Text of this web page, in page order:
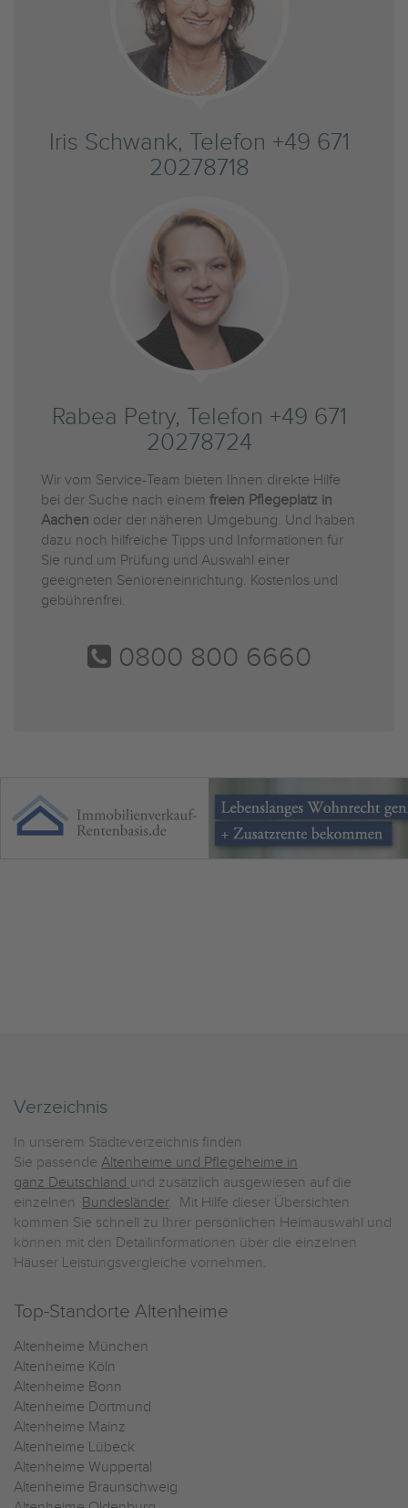
Iris Schwank, Telefon +49 671
20278718
Rabea Petry, Telefon +49 671
20278724
Wir vom Service-Team bieten Ihnen direkte Hilfe
bei der Suche nach einem freien Pflegeplatz in
Aachen oder der näheren Umgebung. Und haben
dazu noch hilfreiche Tipps und Informationen für
Sie rund um Prüfung und Auswahl einer
geeigneten Senioreneinrichtung. Kostenlos und
gebührenfrei.
0800 800 6660
Verzeichnis
In unserem Städteverzeichnis finden
Sie passende Altenheime und Pflegeheime in
ganz Deutschland und zusätzlich ausgewiesen auf die
einzelnen Bundesländer. Mit Hilfe dieser Übersichten
kommen Sie schnell zu Ihrer persönlichen Heimauswahl und
können mit den Detailinformationen über die einzelnen
Häuser Leistungsvergleiche vornehmen.
Top-Standorte Altenheime
Altenheime München
Altenheime Köln
Altenheime Bonn
Altenheime Dortmund
Altenheime Mainz
Altenheime Lübeck
Altenheime Wuppertal
Altenheime Braunschweig